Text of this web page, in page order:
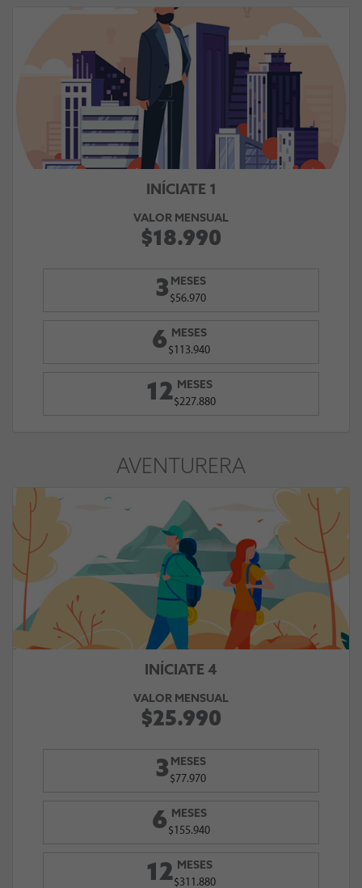
INÍCIATE 1
VALOR MENSUAL
$18.990
3 MESES
$56.970
6 MESES
$113.940
12 MESES
$227.880
AVENTURERA
INÍCIATE 4
VALOR MENSUAL
$25.990
3 MESES
$77.970
6 MESES
$155.940
12 MESES
$311.880